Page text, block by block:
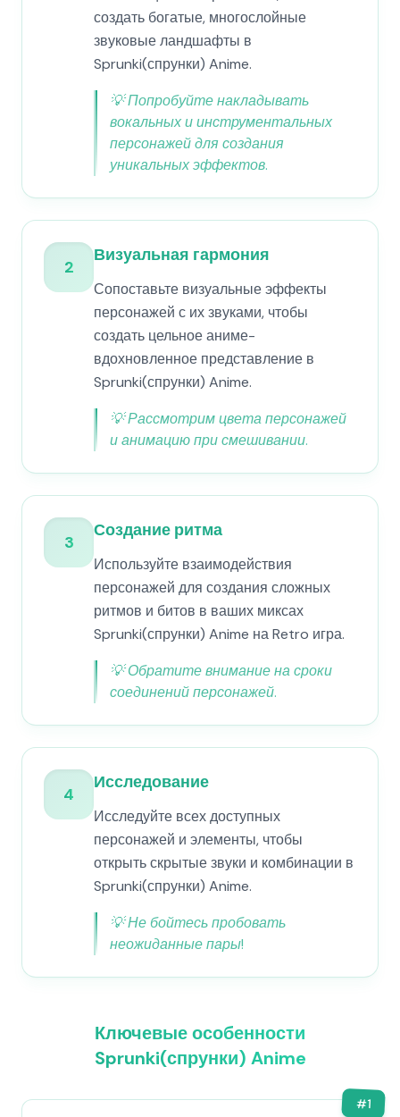
создать богатые, многослойные
звуковые ландшафты в
Sprunki(спрунки) Anime.
💡Попробуйте накладывать
вокальных и инструментальных
персонажей для создания
уникальных эффектов.
2
Визуальная гармония
Сопоставьте визуальные эффекты
персонажей с их звуками, чтобы
создать цельное аниме-
вдохновленное представление в
Sprunki(спрунки) Anime.
💡Рассмотрим цвета персонажей
и анимацию при смешивании.
3
Создание ритма
Используйте взаимодействия
персонажей для создания сложных
ритмов и битов в ваших миксах
Sprunki(спрунки) Anime на Retro игра.
💡Обратите внимание на сроки
соединений персонажей.
4
Исследование
Исследуйте всех доступных
персонажей и элементы, чтобы
открыть скрытые звуки и комбинации в
Sprunki(спрунки) Anime.
💡Не бойтесь пробовать
неожиданные пары!
Ключевые особенности
Sprunki(спрунки) Anime
#1